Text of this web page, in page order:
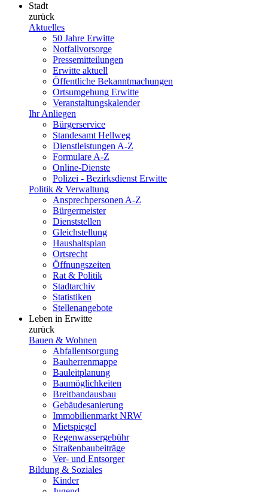
Stadt
zurück
Aktuelles
50 Jahre Erwitte
Notfallvorsorge
Pressemitteilungen
Erwitte aktuell
Öffentliche Bekanntmachungen
Ortsumgehung Erwitte
Veranstaltungskalender
Ihr Anliegen
Bürgerservice
Standesamt Hellweg
Dienstleistungen A-Z
Formulare A-Z
Online-Dienste
Polizei - Bezirksdienst Erwitte
Politik & Verwaltung
Ansprechpersonen A-Z
Bürgermeister
Dienststellen
Gleichstellung
Haushaltsplan
Ortsrecht
Öffnungszeiten
Rat & Politik
Stadtarchiv
Statistiken
Stellenangebote
Leben in Erwitte
zurück
Bauen & Wohnen
Abfallentsorgung
Bauherrenmappe
Bauleitplanung
Baumöglichkeiten
Breitbandausbau
Gebäudesanierung
Immobilienmarkt NRW
Mietspiegel
Regenwassergebühr
Straßenbaubeiträge
Ver- und Entsorger
Bildung & Soziales
Kinder